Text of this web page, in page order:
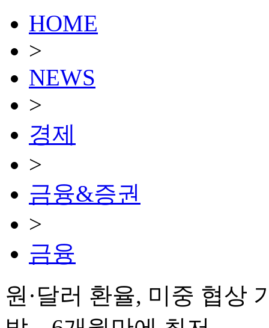
HOME
>
NEWS
>
경제
>
금융&증권
>
금융
원·달러 환율, 미중 협상